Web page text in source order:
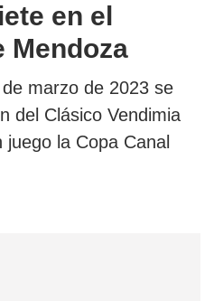
en el
Mendoza
marzo de 2023 se
del Clásico Vendimia
la Copa Canal